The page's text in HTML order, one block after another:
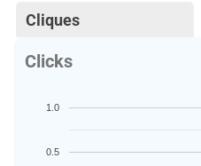
Cliques
Clicks
0.5
1.0